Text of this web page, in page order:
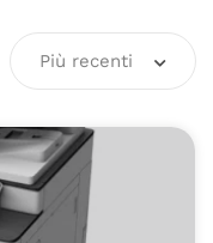
Più recenti